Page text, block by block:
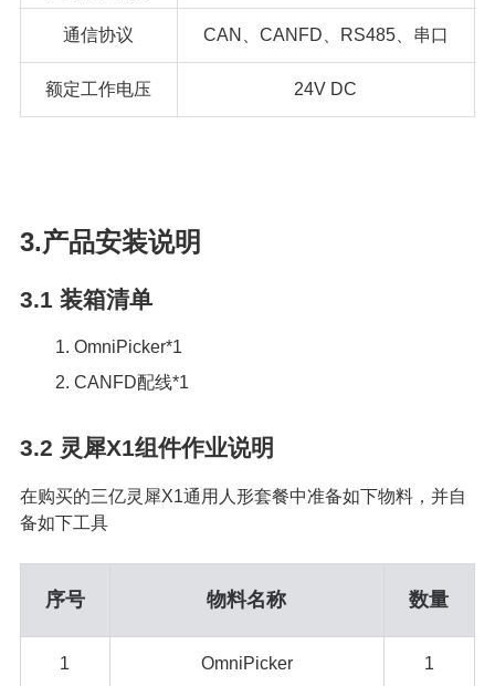
通信协议 CAN、CANFD、RS485、串口
额定工作电压 24V DC
3.产品安装说明
3.1 装箱清单
1. OmniPicker*1
2. CANFD配线*1
3.2 灵犀X1组件作业说明
在购买的三亿灵犀X1通用人形套餐中准备如下物料，并自
备如下工具
序号 物料名称 数量
1 OmniPicker 1